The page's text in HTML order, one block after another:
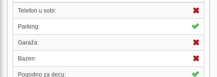
Telefon u sobi:
Parking:
Garaža:
Bazen:
Pogodno za decu: